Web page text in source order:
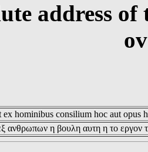
address
ex hominibus consilium hoc aut opus
ανθρωπων η βουλη αυτη η το εργον